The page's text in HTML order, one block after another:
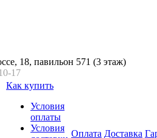
18, павильон 571 (3 этаж)
17
Как купить
Условия
оплаты
Условия
Оплата Доставка